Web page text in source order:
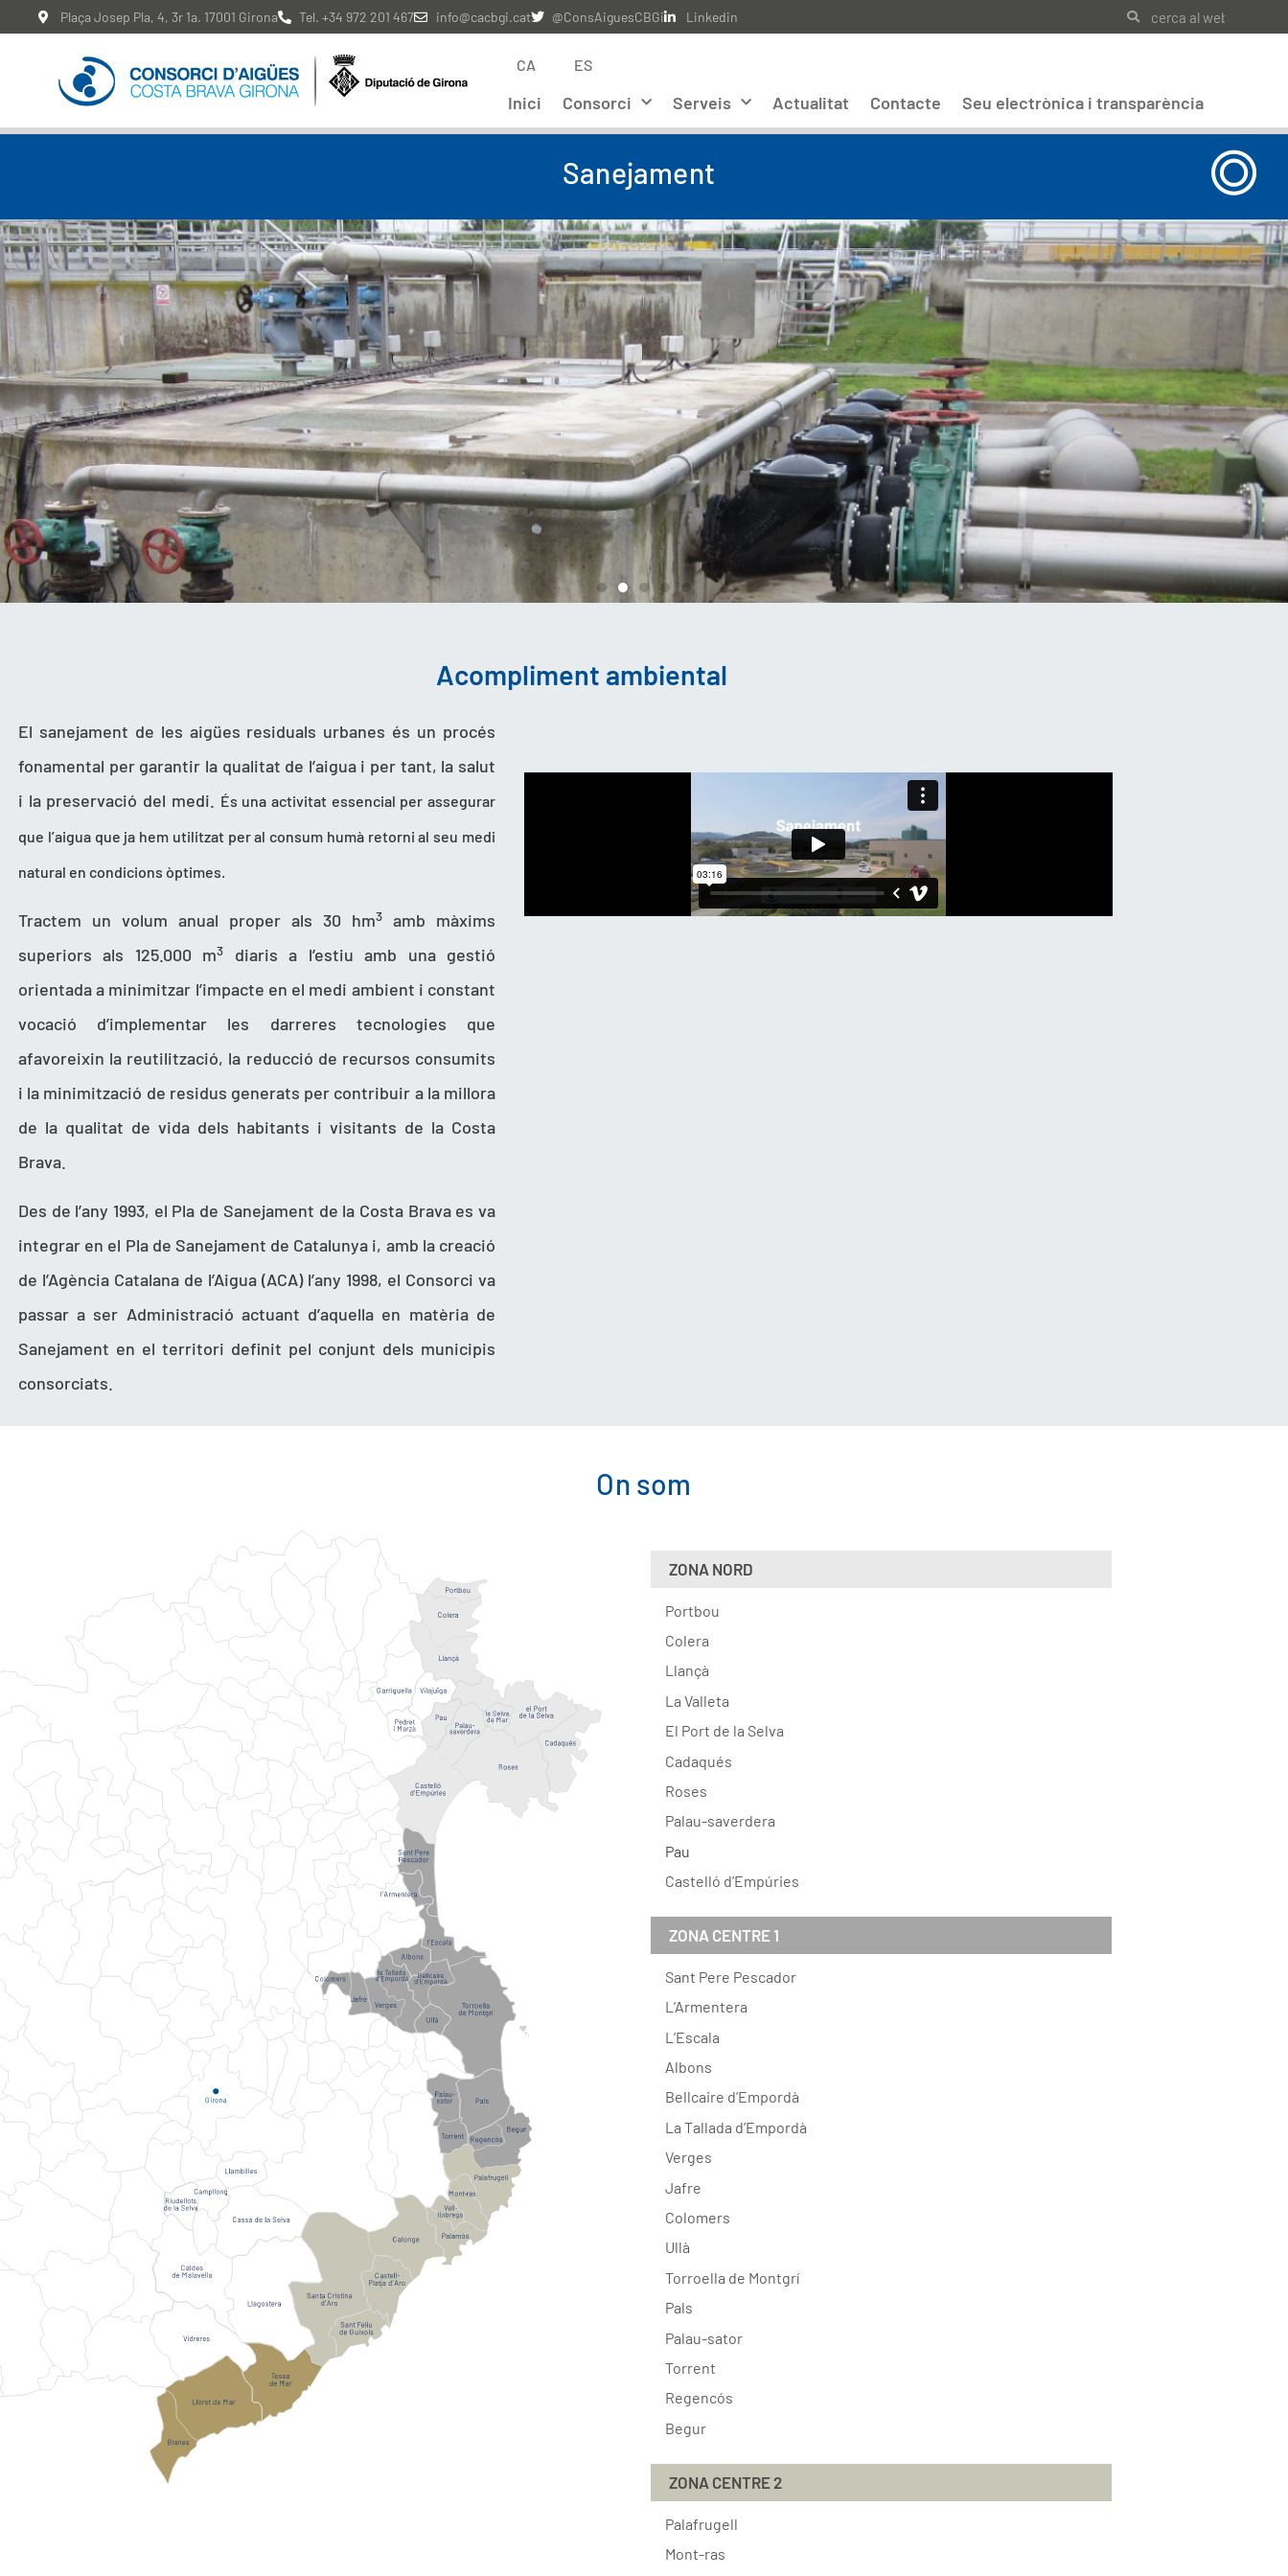
Plaça Josep Pla, 4, 3r 1a. 17001 Girona Tel. +34 972 201 467 info@cacbgi.cat @ConsAiguesCBGi Linkedin
CA ES
Inici Consorci Serveis Actualitat Contacte Seu electrònica i transparència
Sanejament
Acompliment ambiental
El sanejament de les aigües residuals urbanes és un procés
fonamental per garantir la qualitat de l’aigua i per tant, la salut
i la preservació del medi.
És una activitat essencial per assegurar
que l’aigua que ja hem utilitzat per al consum humà retorni al seu medi
natural en condicions òptimes.
Tractem un volum anual proper als 30 hm3
amb màxims
superiors als 125.000 m3
diaris a l’estiu amb una gestió
orientada a minimitzar l’impacte en el medi ambient i constant
vocació d’implementar les darreres tecnologies que
afavoreixin la reutilització, la reducció de recursos consumits
i la minimització de residus generats per contribuir a la millora
de la qualitat de vida dels habitants i visitants de la Costa
Brava.
Des de l’any 1993, el Pla de Sanejament de la Costa Brava es va
integrar en el Pla de Sanejament de Catalunya i, amb la creació
de l’Agència Catalana de l’Aigua (ACA) l’any 1998, el Consorci va
passar a ser Administració actuant d’aquella en matèria de
Sanejament en el territori definit pel conjunt dels municipis
consorciats.
On som
ZONA NORD
Portbou
Colera
Llançà
La Valleta
El Port de la Selva
Cadaqués
Roses
Palau-saverdera
Pau
Castelló d’Empúries
ZONA CENTRE 1
Sant Pere Pescador
L’Armentera
L’Escala
Albons
Bellcaire d’Empordà
La Tallada d’Empordà
Verges
Jafre
Colomers
Ullà
Torroella de Montgrí
Pals
Palau-sator
Torrent
Regencós
Begur
ZONA CENTRE 2
Palafrugell
Mont-ras